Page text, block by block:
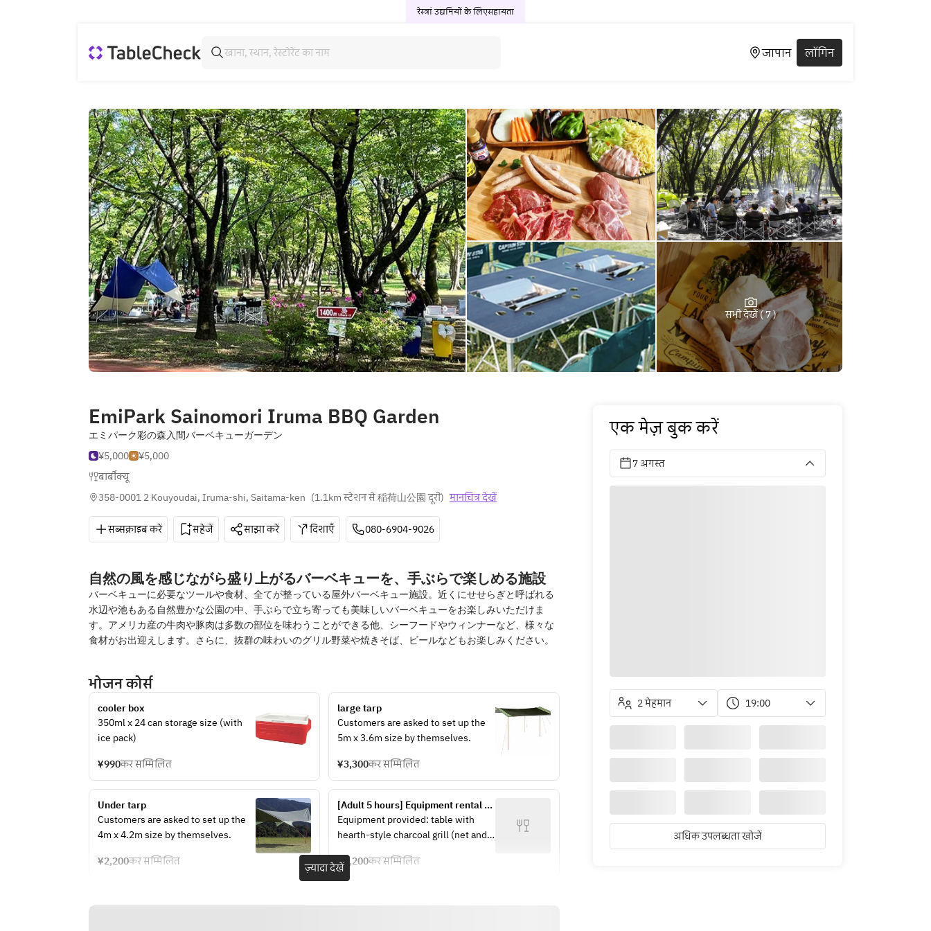
रेस्त्रां उद्यमियों के लिएसहायता
जापान लॉगिन
सभी देखें ( 7 )
EmiPark Sainomori Iruma BBQ Garden
エミパーク彩の森入間バーベキューガーデン
¥5,000
¥5,000
बार्बीक्यू
358-0001 2 Kouyoudai, Iruma-shi, Saitama-ken (1.1km स्टेशन से 稲荷山公園 दूरी) मानचित्र देखें
सब्सक्राइब करें सहेजें साझा करें दिशाएँ 080-6904-9026
自然の風を感じながら盛り上がるバーベキューを、手ぶらで楽しめる施設
バーベキューに必要なツールや食材、全てが整っている屋外バーベキュー施設。近くにせせらぎと呼ばれる
水辺や池もある自然豊かな公園の中、手ぶらで立ち寄っても美味しいバーベキューをお楽しみいただけま
す。アメリカ産の牛肉や豚肉は多数の部位を味わうことができる他、シーフードやウィンナーなど、様々な
食材がお出迎えします。さらに、抜群の味わいのグリル野菜や焼きそば、ビールなどもお楽しみください。
भोजन कोर्स
cooler box
350ml x 24 can storage size (with
ice pack)
¥990कर सम्मिलित
large tarp
Customers are asked to set up the
5m x 3.6m size by themselves.
¥3,300कर सम्मिलित
Under tarp
Customers are asked to set up the
4m x 4.2m size by themselves.
¥2,200कर सम्मिलित
[Adult 5 hours] Equipment rental
set
Equipment provided: table with
hearth-style charcoal grill (net and
lighting), chairs (for the number of
people), cooking utensils (tongs),
¥2,200कर सम्मिलित
ज़्यादा देखें
एक मेज़ बुक करें
7 अगस्त
2 मेहमान 19:00
अधिक उपलब्धता खोजें